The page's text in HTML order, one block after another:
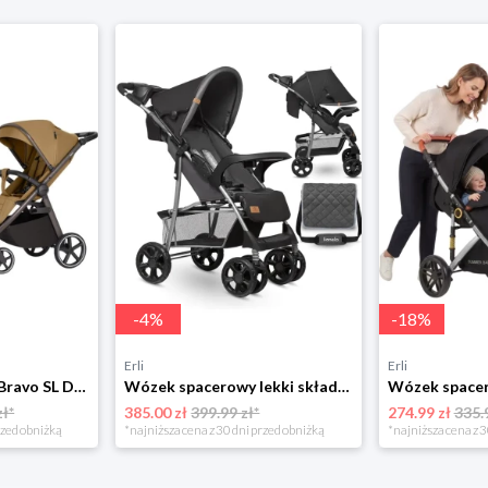
Wózek CARRELLO Bravo SL Deluxe Copper Beige 2026
obniżką
-4%
Erli
Wózek spacerowy lekki składany duże koła czarny Lionelo Emma Plus + TORBA
385.00 zł399.99 zł*
*najniższa cena z 30 dni przed obniżką
-18%
Erli
274.99 zł
*najniższa cena z